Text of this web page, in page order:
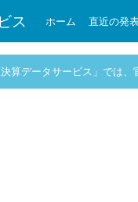
ス ホーム 直近の発
決算データサービス」では